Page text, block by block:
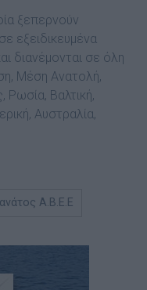
ξεπερνούν
εξειδικευμένα
διανέμονται σε όλη
Μέση Ανατολή,
Ρωσία, Βαλτική,
Αυστραλία,
A.B.E.E